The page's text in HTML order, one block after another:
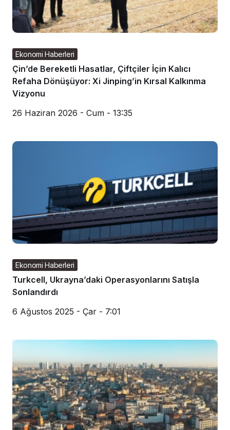
Ekonomi Haberleri
Çin’de Bereketli Hasatlar, Çiftçiler İçin Kalıcı
Refaha Dönüşüyor: Xi Jinping’in Kırsal Kalkınma
Vizyonu
26 Haziran 2026 - Cum - 13:35
Ekonomi Haberleri
Turkcell, Ukrayna’daki Operasyonlarını Satışla
Sonlandırdı
6 Ağustos 2025 - Çar - 7:01